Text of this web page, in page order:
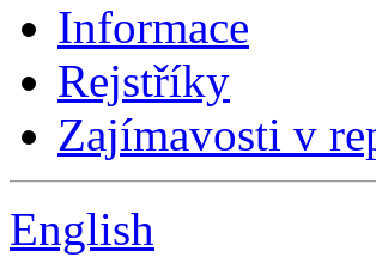
Informace
Rejstříky
Zajímavosti v
English